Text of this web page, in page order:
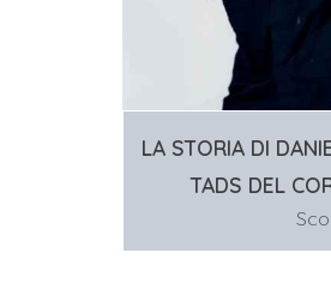
LA STORIA DI
TADS DEL